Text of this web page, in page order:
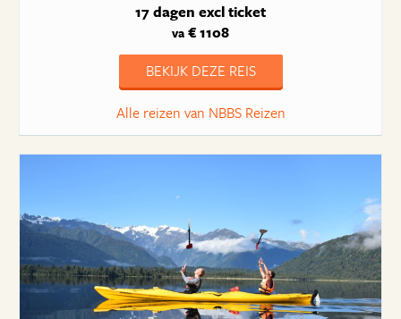
17 dagen excl ticket
va € 1108
BEKIJK DEZE REIS
Alle reizen van NBBS Reizen